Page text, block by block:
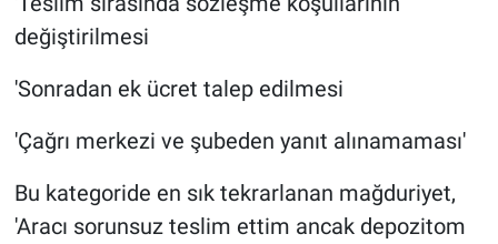
değiştirilmesi
'Sonradan ek ücret talep edilmesi
'Çağrı merkezi ve şubeden yanıt alınamaması'
Bu kategoride en sık tekrarlanan mağduriyet,
'Aracı sorunsuz teslim ettim ancak depozitom